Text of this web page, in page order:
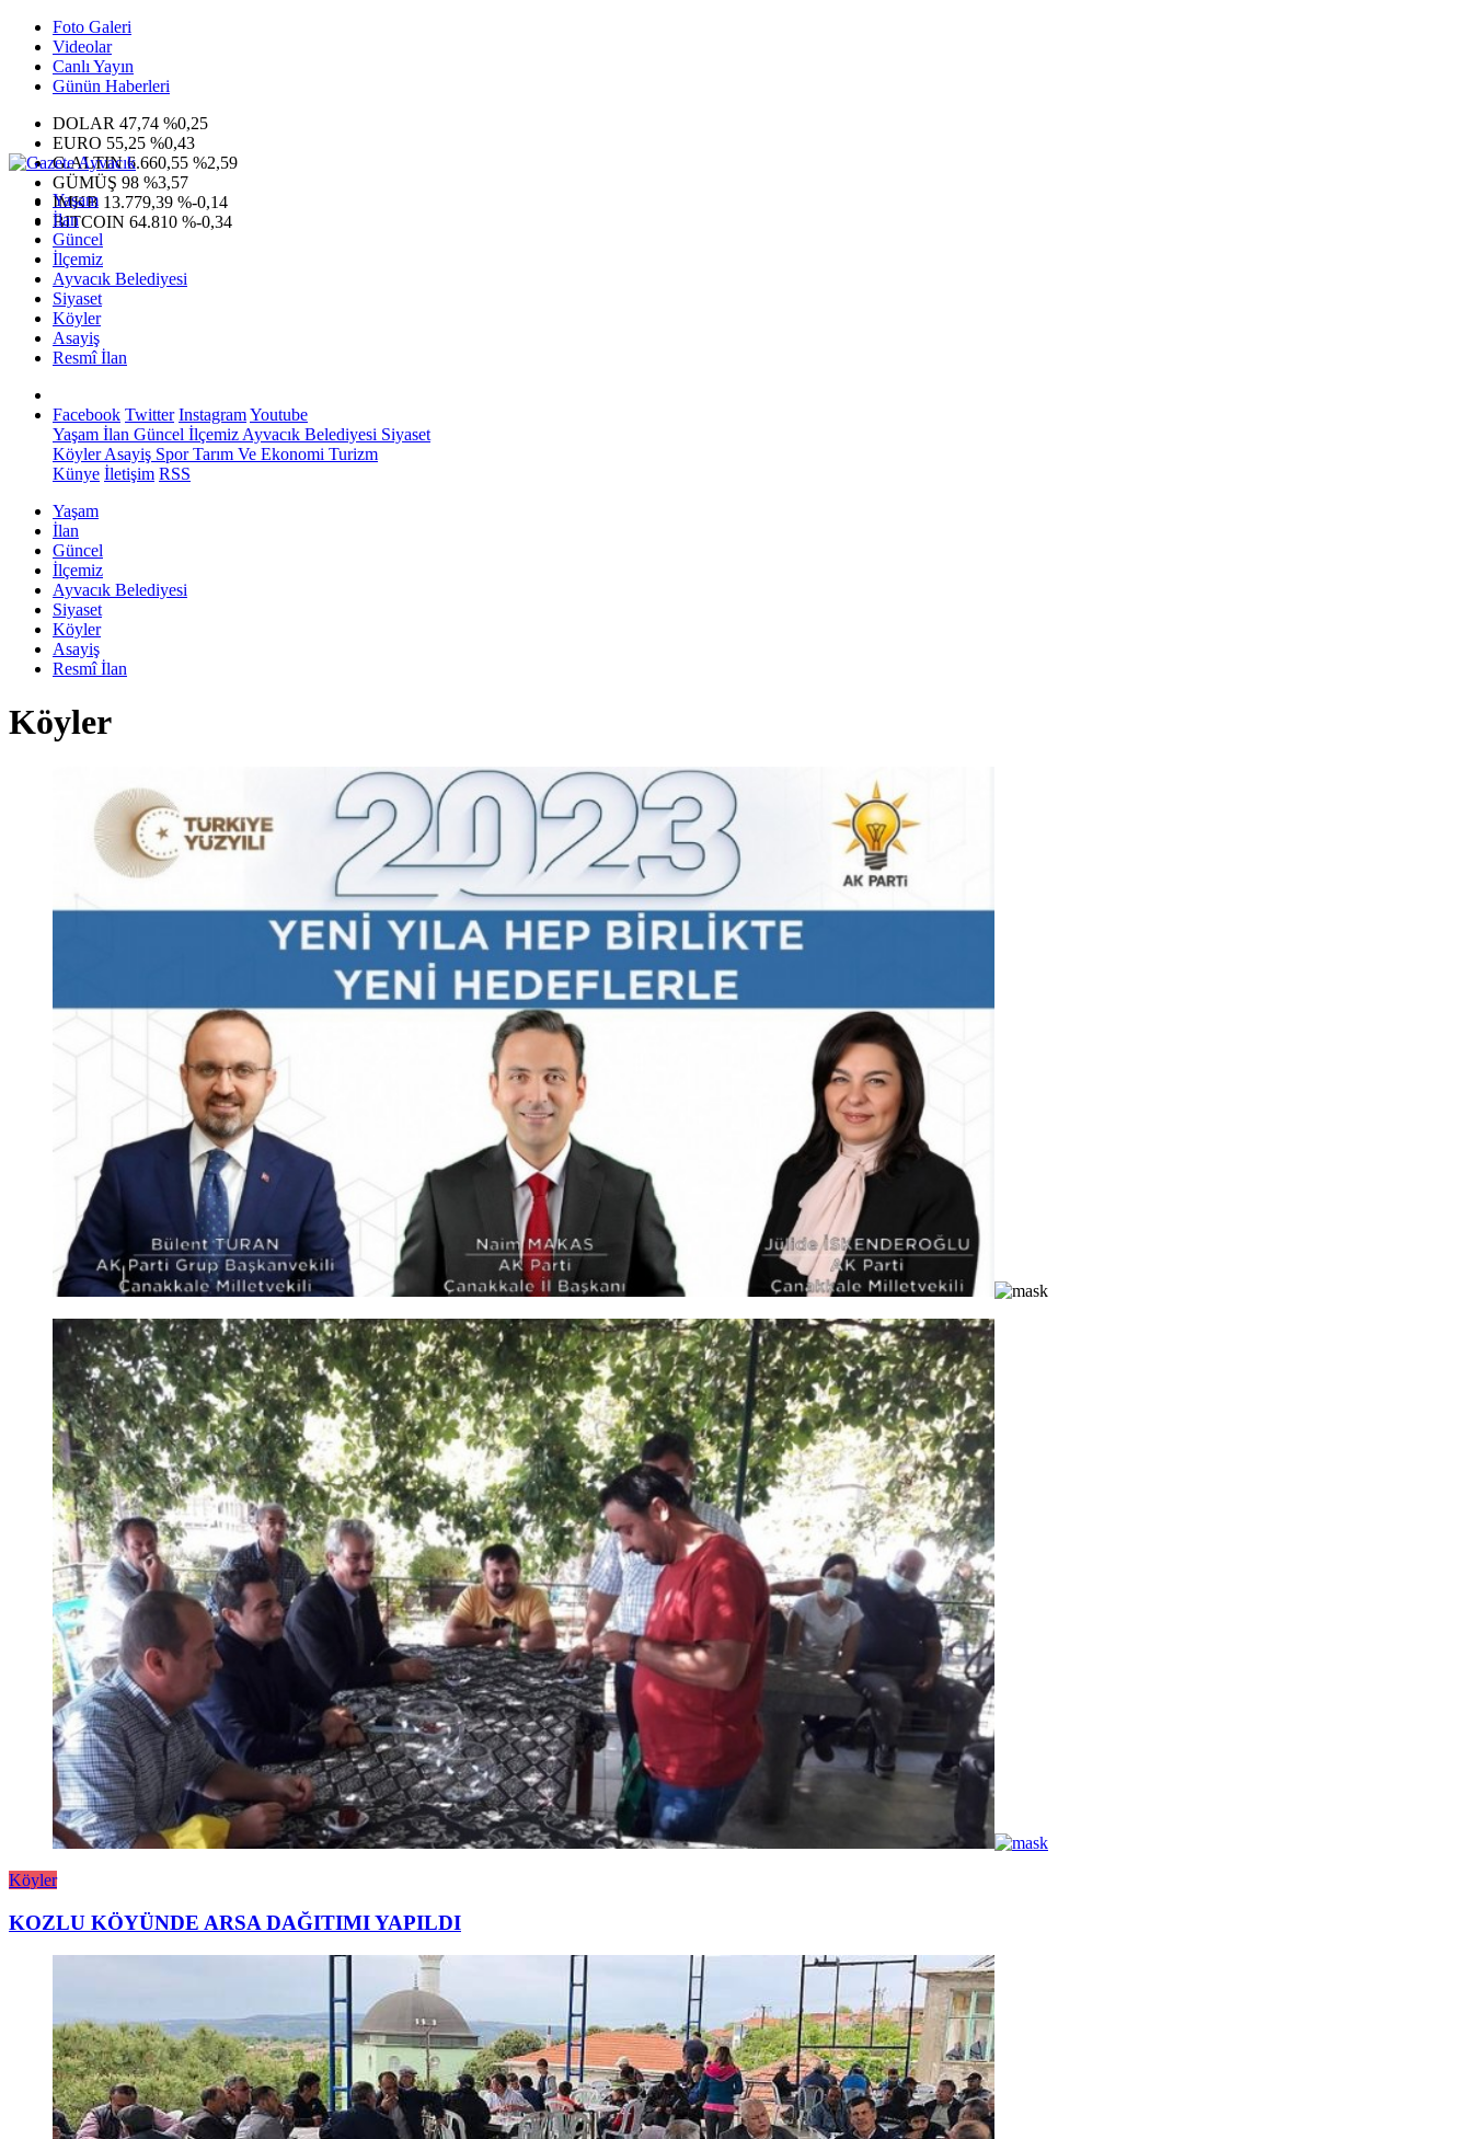
Foto Galeri
Videolar
Canlı Yayın
Günün Haberleri
DOLAR 47,74 %0,25
EURO 55,25 %0,43
G.ALTIN6.660,55 %2,59
GÜMÜŞ 98 %3,57
IMKB 13.779,39 %-0,14
BITCOIN 64.810 %-0,34
Yaşam
İlan
Güncel
İlçemiz
Ayvacık Belediyesi
Siyaset
Köyler
Asayiş
Resmî İlan
Facebook Twitter InstagramYoutube
Yaşam İlan Güncel İlçemiz Ayvacık Belediyesi Siyaset
KöylerAsayiş SporTarım Ve Ekonomi Turizm
Künye İletişim RSS
Yaşam
İlan
Güncel
İlçemiz
Ayvacık Belediyesi
Siyaset
Köyler
Asayiş
Resmî İlan
Köyler
Köyler
KOZLU KÖYÜNDE ARSA DAĞITIMI YAPILDI